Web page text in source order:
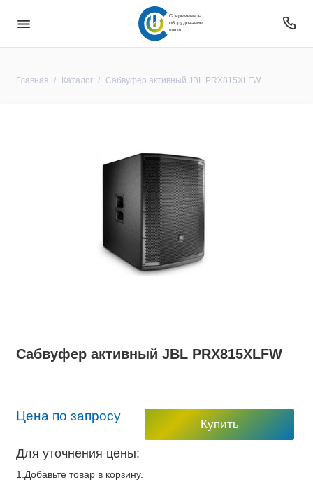
Современное
оборудование
школ
Главная Каталог Сабвуфер активный JBL PRX815XLFW
Сабвуфер активный JBL PRX815XLFW
Цена по запросу
Купить
Для уточнения цены:
1.Добавьте товар в корзину.